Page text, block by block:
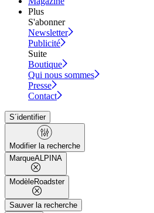
Plus
S'abonner
Newsletter
Publicité
Suite
Boutique
Qui nous sommes
Presse
Contact
S´identifier
Modifier la recherche
MarqueALPINA
ModèleRoadster
Sauver la recherche